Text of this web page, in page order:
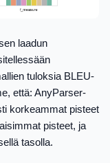
laadun
tuloksia BLEU-
että: AnyParser-
korkeammat pisteet
pisteet, ja
tasolla.